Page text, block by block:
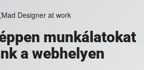
munkálatokat
a webhelyen